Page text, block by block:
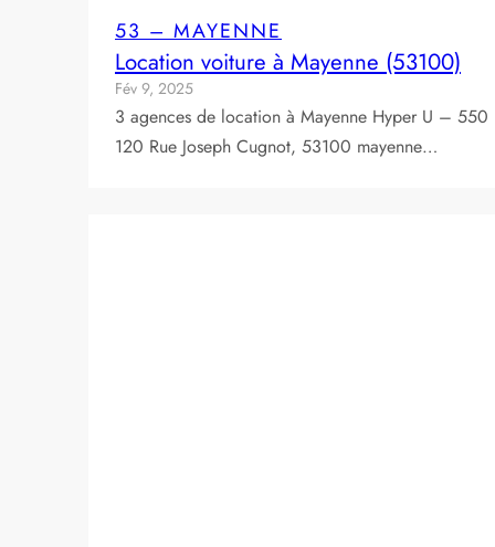
53 – MAYENNE
Location voiture à Mayenne (53100)
Fév 9, 2025
3 agences de location à Mayenne Hyper U –
120 Rue Joseph Cugnot, 53100 mayenne…